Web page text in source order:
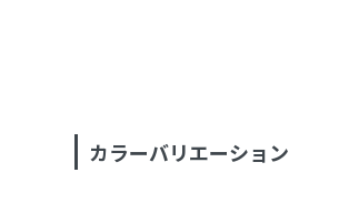
カラーバリエーション